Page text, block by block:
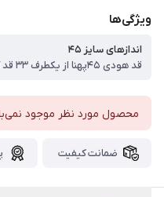
ویژگی‌ها
اندازهای سایز ۴۵
محصول مورد نظر موجود
ضمانت کیفیت